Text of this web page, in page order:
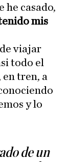
he casado,
mis
viajar
todo el
tren, a
y lo
de un